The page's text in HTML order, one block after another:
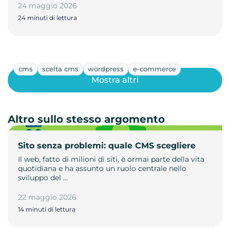
24 maggio 2026
24 minuti di lettura
cms scelta cms wordpress e-commerce
Sito senza problemi: quale CMS scegliere
Il web, fatto di milioni di siti, è ormai parte della vita
quotidiana e ha assunto un ruolo centrale nello
sviluppo del …
22 maggio 2026
14 minuti di lettura
Mostra altri
Altro sullo stesso argomento